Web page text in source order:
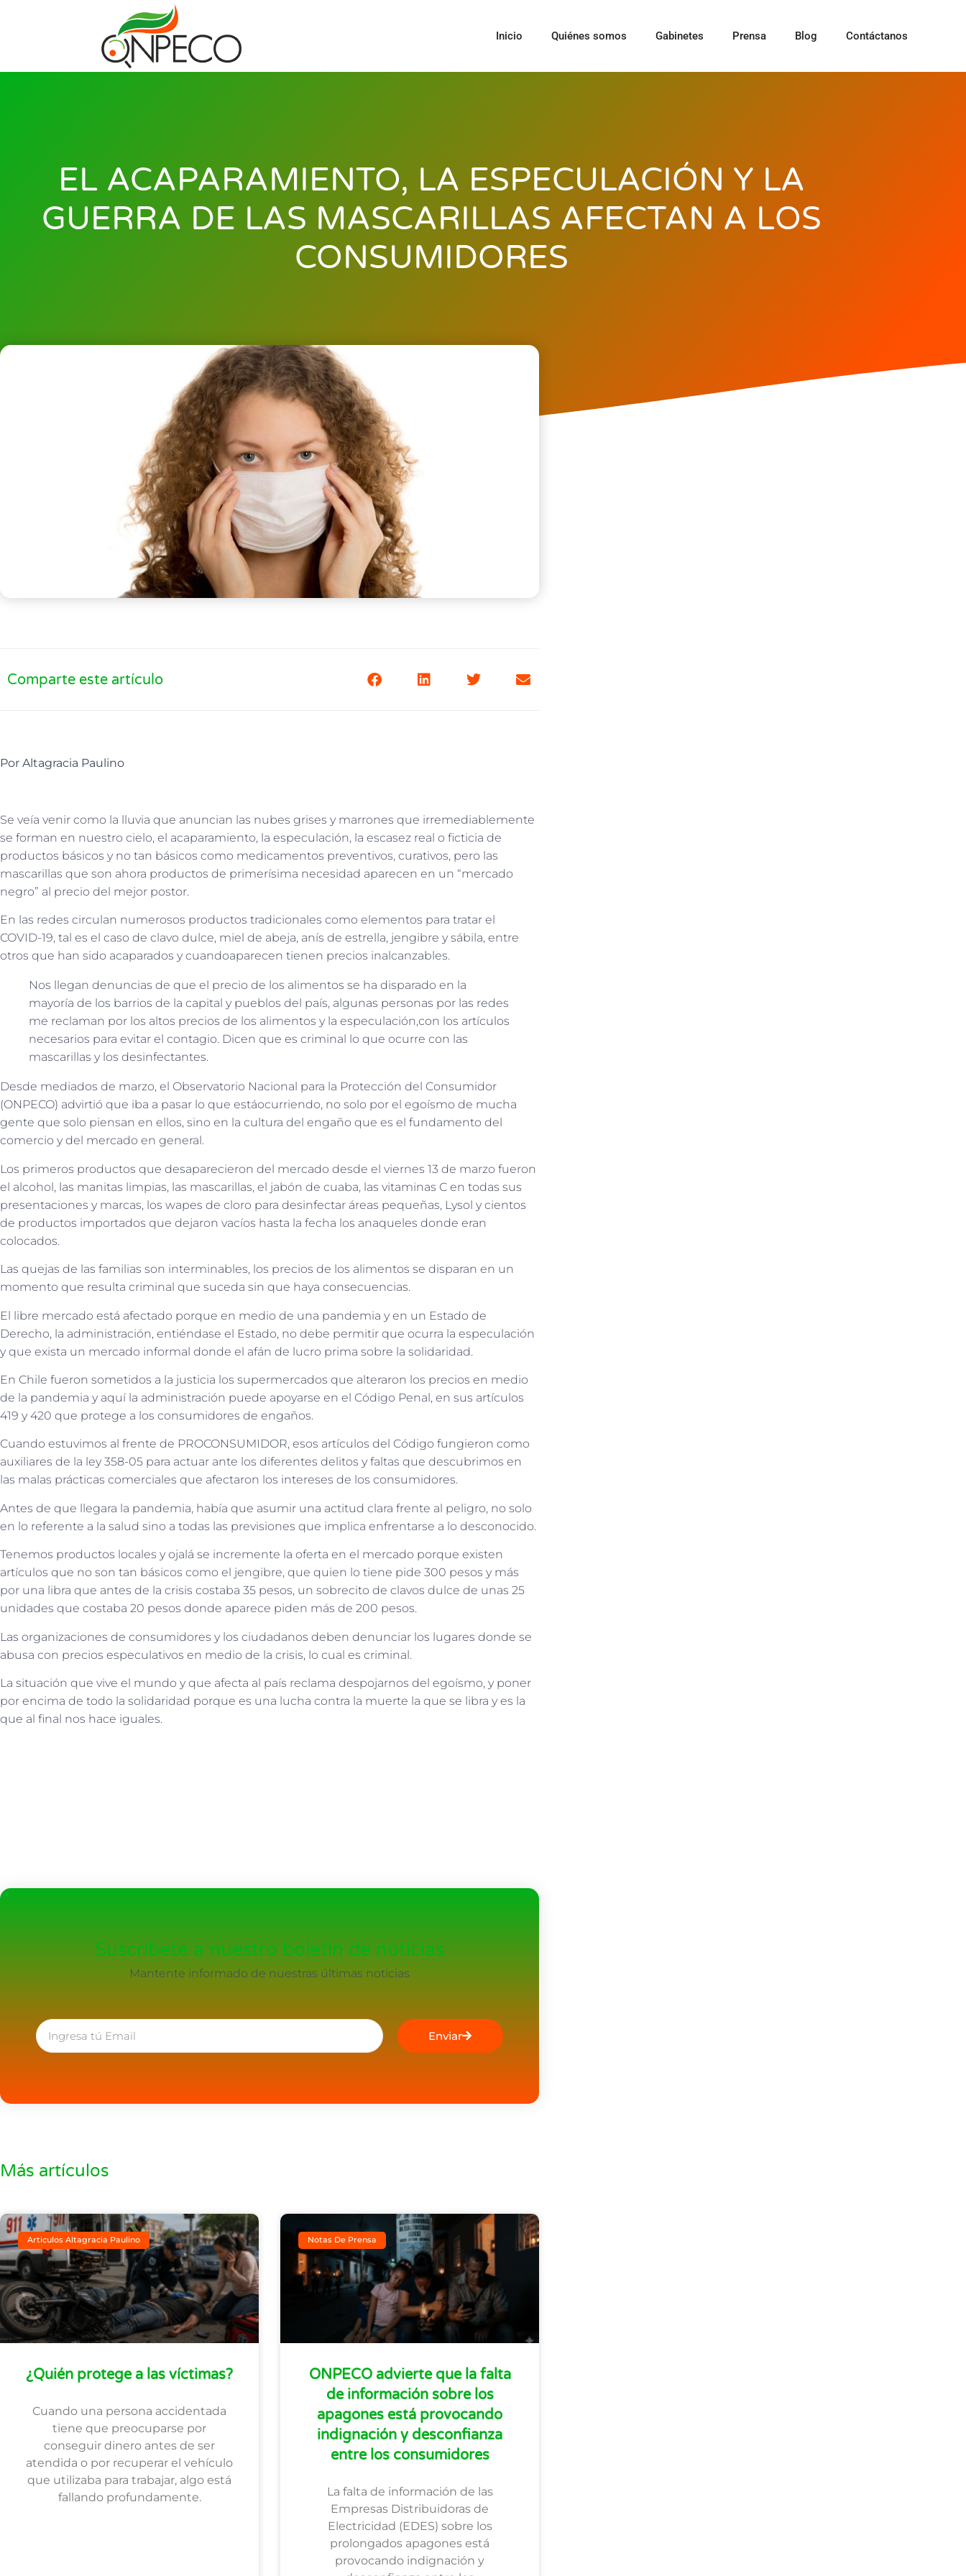
Inicio Quiénes somos Gabinetes Prensa Blog Contáctanos
EL ACAPARAMIENTO, LA ESPECULACIÓN Y LA
GUERRA DE LAS MASCARILLAS AFECTAN A LOS
CONSUMIDORES
Comparte este artículo
Por Altagracia Paulino
Se veía venir como la lluvia que anuncian las nubes grises y marrones que irremediablemente
se forman en nuestro cielo, el acaparamiento, la especulación, la escasez real o ficticia de
productos básicos y no tan básicos como medicamentos preventivos, curativos, pero las
mascarillas que son ahora productos de primerísima necesidad aparecen en un “mercado
negro” al precio del mejor postor.
En las redes circulan numerosos productos tradicionales como elementos para tratar el
COVID-19, tal es el caso de clavo dulce, miel de abeja, anís de estrella, jengibre y sábila, entre
otros que han sido acaparados y cuandoaparecen tienen precios inalcanzables.
Nos llegan denuncias de que el precio de los alimentos se ha disparado en la
mayoría de los barrios de la capital y pueblos del país, algunas personas por las redes
me reclaman por los altos precios de los alimentos y la especulación,con los artículos
necesarios para evitar el contagio. Dicen que es criminal lo que ocurre con las
mascarillas y los desinfectantes.
Desde mediados de marzo, el Observatorio Nacional para la Protección del Consumidor
(ONPECO) advirtió que iba a pasar lo que estáocurriendo, no solo por el egoísmo de mucha
gente que solo piensan en ellos, sino en la cultura del engaño que es el fundamento del
comercio y del mercado en general.
Los primeros productos que desaparecieron del mercado desde el viernes 13 de marzo fueron
el alcohol, las manitas limpias, las mascarillas, el jabón de cuaba, las vitaminas C en todas sus
presentaciones y marcas, los wapes de cloro para desinfectar áreas pequeñas, Lysol y cientos
de productos importados que dejaron vacíos hasta la fecha los anaqueles donde eran
colocados.
Las quejas de las familias son interminables, los precios de los alimentos se disparan en un
momento que resulta criminal que suceda sin que haya consecuencias.
El libre mercado está afectado porque en medio de una pandemia y en un Estado de
Derecho, la administración, entiéndase el Estado, no debe permitir que ocurra la especulación
y que exista un mercado informal donde el afán de lucro prima sobre la solidaridad.
En Chile fueron sometidos a la justicia los supermercados que alteraron los precios en medio
de la pandemia y aquí la administración puede apoyarse en el Código Penal, en sus artículos
419 y 420 que protege a los consumidores de engaños.
Cuando estuvimos al frente de PROCONSUMIDOR, esos artículos del Código fungieron como
auxiliares de la ley 358-05 para actuar ante los diferentes delitos y faltas que descubrimos en
las malas prácticas comerciales que afectaron los intereses de los consumidores.
Antes de que llegara la pandemia, había que asumir una actitud clara frente al peligro, no solo
en lo referente a la salud sino a todas las previsiones que implica enfrentarse a lo desconocido.
Tenemos productos locales y ojalá se incremente la oferta en el mercado porque existen
artículos que no son tan básicos como el jengibre, que quien lo tiene pide 300 pesos y más
por una libra que antes de la crisis costaba 35 pesos, un sobrecito de clavos dulce de unas 25
unidades que costaba 20 pesos donde aparece piden más de 200 pesos.
L as organizaciones de consumidores y los ciudadanos deben denunciar los lugares donde se
abusa con precios especulativos en medio de la crisis, lo cual es criminal.
La situación que vive el mundo y que afecta al país reclama despojarnos del egoísmo, y poner
por encima de todo la solidaridad porque es una lucha contra la muerte la que se libra y es la
que al final nos hace iguales.
Suscríbete a nuestro boletín de noticias
Mantente informado de nuestras últimas noticias
Enviar
Más artículos
Articulos Altagracia Paulino
¿Quién protege a las víctimas?
Cuando una persona accidentada
tiene que preocuparse por
conseguir dinero antes de ser
atendida o por recuperar el vehículo
que utilizaba para trabajar, algo está
fallando profundamente.
Notas De Prensa
ONPECO advierte que la falta
de información sobre los
apagones está provocando
indignación y desconfianza
entre los consumidores
La falta de información de las
Empresas Distribuidoras de
Electricidad (EDES) sobre los
prolongados apagones está
provocando indignación y